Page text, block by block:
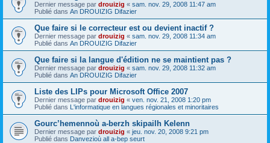
Dernier message par drouizig « sam. nov. 29, 2008 11:47 am
Publié dans An DROUIZIG Difazier
Que faire si le correcteur est ou devient inactif ?
Dernier message par drouizig « sam. nov. 29, 2008 11:34 am
Publié dans An DROUIZIG Difazier
Que faire si la langue d'édition ne se maintient pas ?
Dernier message par drouizig « sam. nov. 29, 2008 11:32 am
Publié dans An DROUIZIG Difazier
Liste des LIPs pour Microsoft Office 2007
Dernier message par drouizig « ven. nov. 21, 2008 1:20 pm
Publié dans L'informatique en langues régionales et minoritaires
Gourc’hemennoù a-berzh skipailh Kelenn
Dernier message par drouizig « jeu. nov. 20, 2008 9:21 pm
Publié dans Danvezioù all a-bep seurt